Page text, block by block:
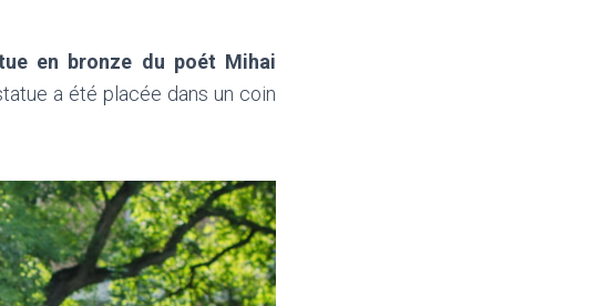
en bronze du poét Mihai
a été placée dans un coin